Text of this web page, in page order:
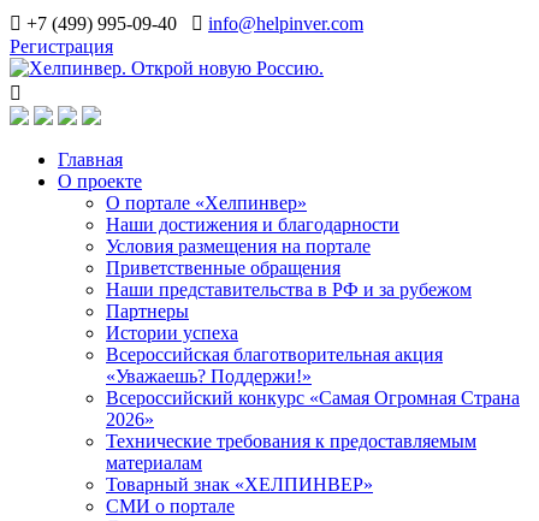
+7 (499) 995-09-40
info@helpinver.com
Регистрация
Главная
О проекте
О портале «Хелпинвер»
Наши достижения и благодарности
Условия размещения на портале
Приветственные обращения
Наши представительства в РФ и за рубежом
Партнеры
Истории успеха
Всероссийская благотворительная акция
«Уважаешь? Поддержи!»
Всероссийский конкурс «Самая Огромная Страна
2026»
Технические требования к предоставляемым
материалам
Товарный знак «ХЕЛПИНВЕР»
СМИ о портале